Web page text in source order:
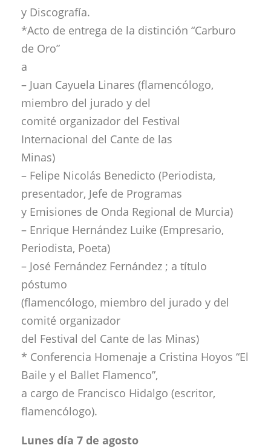
y Discografía.
*Acto de entrega de la distinción “Carburo
de Oro”
a
– Juan Cayuela Linares (flamencólogo,
miembro del jurado y del
comité organizador del Festival
Internacional del Cante de las
Minas)
– Felipe Nicolás Benedicto (Periodista,
presentador, Jefe de Programas
y Emisiones de Onda Regional de Murcia)
– Enrique Hernández Luike (Empresario,
Periodista, Poeta)
– José Fernández Fernández ; a título
póstumo
(flamencólogo, miembro del jurado y del
comité organizador
del Festival del Cante de las Minas)
* Conferencia Homenaje a Cristina Hoyos “El
Baile y el Ballet Flamenco”,
a cargo de Francisco Hidalgo (escritor,
flamencólogo).
Lunes día 7 de agosto